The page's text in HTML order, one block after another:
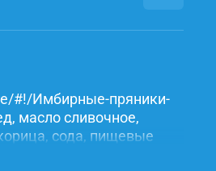
#!/Имбирные-пряники-
масло сливочное,
сода, пищевые